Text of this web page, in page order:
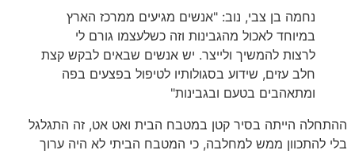
נחמה בן צבי, נוב: "אנשים מגיעים ממרכז הארץ
במיוחד לאכול מהגבינות וזה כשלעצמו גורם לי
לרצות להמשיך ולייצר. יש אנשים שבאים לבקש קצת
חלב עזים, שידוע בסגולותיו לטיפול בפצעים בפה
ומתאהבים בטעם ובגבינות"
ההתחלה הייתה בסיר קטן במטבח הבית ואט אט, זה התגלגל
בלי להתכוון ממש למחלבה, כי המטבח הביתי לא היה ערוך